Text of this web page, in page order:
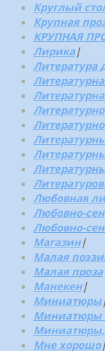
Круглый
Крупная
КРУПНАЯ
Лирика|
Литература
Любовная
Любовно-
Любовно-
Магазин|
Малая
Малая проза
Манекен|
Миниатюры
Миниатюры
Миниатюры,
Мне хорошо